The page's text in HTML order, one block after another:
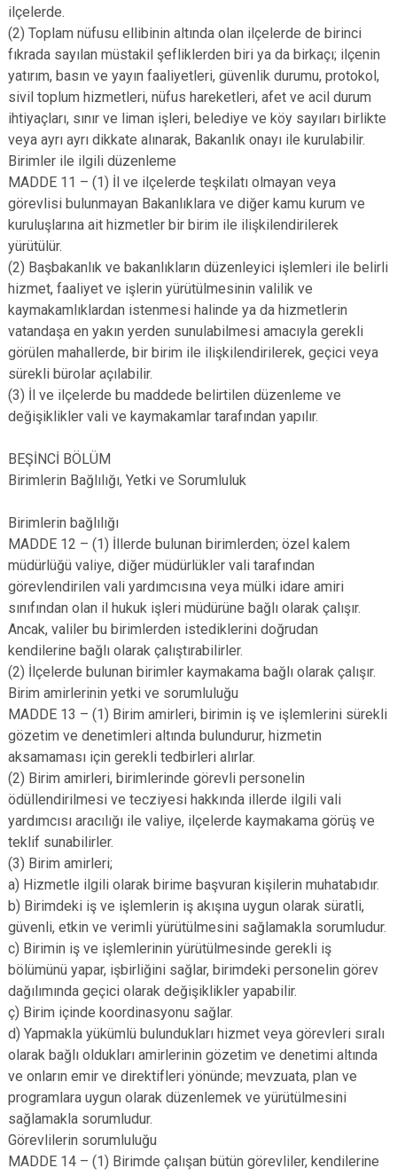
ilçelerde.
(2) Toplam nüfusu ellibinin altında olan ilçelerde de birinci
fıkrada sayılan müstakil şefliklerden biri ya da birkaçı; ilçenin
yatırım, basın ve yayın faaliyetleri, güvenlik durumu, protokol,
sivil toplum hizmetleri, nüfus hareketleri, afet ve acil durum
ihtiyaçları, sınır ve liman işleri, belediye ve köy sayıları birlikte
veya ayrı ayrı dikkate alınarak, Bakanlık onayı ile kurulabilir.
Birimler ile ilgili düzenleme
MADDE 11 – (1) İl ve ilçelerde teşkilatı olmayan veya
görevlisi bulunmayan Bakanlıklara ve diğer kamu kurum ve
kuruluşlarına ait hizmetler bir birim ile ilişkilendirilerek
yürütülür.
(2) Başbakanlık ve bakanlıkların düzenleyici işlemleri ile belirli
hizmet, faaliyet ve işlerin yürütülmesinin valilik ve
kaymakamlıklardan istenmesi halinde ya da hizmetlerin
vatandaşa en yakın yerden sunulabilmesi amacıyla gerekli
görülen mahallerde, bir birim ile ilişkilendirilerek, geçici veya
sürekli bürolar açılabilir.
(3) İl ve ilçelerde bu maddede belirtilen düzenleme ve
değişiklikler vali ve kaymakamlar tarafından yapılır.
BEŞİNCİ BÖLÜM
Birimlerin Bağlılığı, Yetki ve Sorumluluk
Birimlerin bağlılığı
MADDE 12 – (1) İllerde bulunan birimlerden; özel kalem
müdürlüğü valiye, diğer müdürlükler vali tarafından
görevlendirilen vali yardımcısına veya mülki idare amiri
sınıfından olan il hukuk işleri müdürüne bağlı olarak çalışır.
Ancak, valiler bu birimlerden istediklerini doğrudan
kendilerine bağlı olarak çalıştırabilirler.
(2) İlçelerde bulunan birimler kaymakama bağlı olarak çalışır.
Birim amirlerinin yetki ve sorumluluğu
MADDE 13 – (1) Birim amirleri, birimin iş ve işlemlerini sürekli
gözetim ve denetimleri altında bulundurur, hizmetin
aksamaması için gerekli tedbirleri alırlar.
(2) Birim amirleri, birimlerinde görevli personelin
ödüllendirilmesi ve tecziyesi hakkında illerde ilgili vali
yardımcısı aracılığı ile valiye, ilçelerde kaymakama görüş ve
teklif sunabilirler.
(3) Birim amirleri;
a) Hizmetle ilgili olarak birime başvuran kişilerin muhatabıdır.
b) Birimdeki iş ve işlemlerin iş akışına uygun olarak süratli,
güvenli, etkin ve verimli yürütülmesini sağlamakla sorumludur.
c) Birimin iş ve işlemlerinin yürütülmesinde gerekli iş
bölümünü yapar, işbirliğini sağlar, birimdeki personelin görev
dağılımında geçici olarak değişiklikler yapabilir.
ç) Birim içinde koordinasyonu sağlar.
d) Yapmakla yükümlü bulundukları hizmet veya görevleri sıralı
olarak bağlı oldukları amirlerinin gözetim ve denetimi altında
ve onların emir ve direktifleri yönünde; mevzuata, plan ve
programlara uygun olarak düzenlemek ve yürütülmesini
sağlamakla sorumludur.
Görevlilerin sorumluluğu
MADDE 14 – (1) Birimde çalışan bütün görevliler, kendilerine